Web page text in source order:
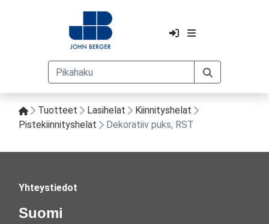
Tuotteet Lasihelat
Kiinnityshelat
Pistekiinnityshelat
Dekoratiiv puks, RST
Yhteystiedot
Suomi